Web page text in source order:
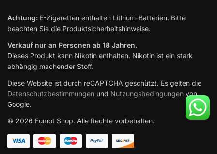
Achtung: E-Zigaretten enthalten Lithium-Batterien. Bitte
beachten Sie die Produktsicherheitshinweise.
Verkauf nur an Personen ab 18 Jahren.
Dieses Produkt kann Nikotin enthalten. Nikotin ist ein stark
abhängig machender Stoff.
Diese Website ist durch reCAPTCHA geschützt. Es gelten die
Datenschutzbestimmungen und Nutzungsbedingungen von
Google.
© 2026 Fumot Shop. Alle Rechte vorbehalten.